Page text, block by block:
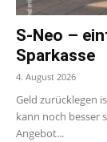
S-Neo –
Sparkasse
4. August 2026
Geld zurücklegen
kann noch besser
Angebot...